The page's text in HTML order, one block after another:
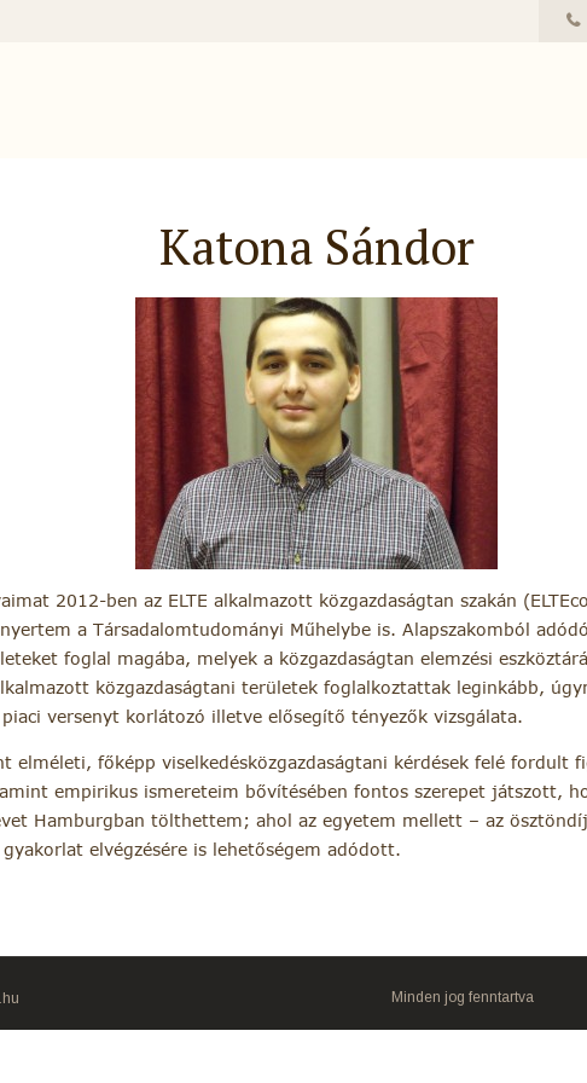
Katona Sándor
2012-ben az ELTE alkalmazott közgazdaságtan szakán
a Társadalomtudományi Műhelybe is. Alapszakomból
foglal magába, melyek a közgazdaságtan elemzési
közgazdaságtani területek foglalkoztattak leginkább,
versenyt korlátozó illetve elősegítő tényezők vizsgálata.
elméleti, főképp viselkedésközgazdaságtani kérdések felé fordult
empirikus ismereteim bővítésében fontos szerepet játszott,
Hamburgban tölthettem; ahol az egyetem mellett – az
elvégzésére is lehetőségem adódott.
Minden jog fenntartva